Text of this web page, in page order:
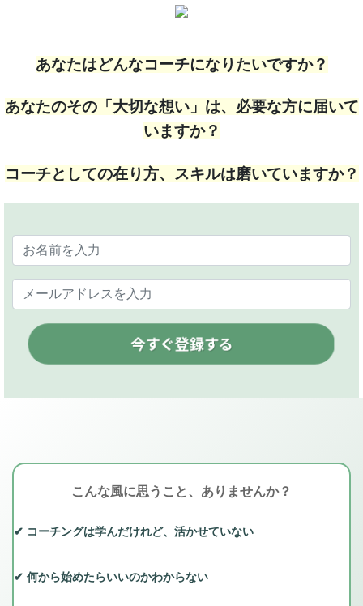
あなたはどんなコーチになりたいですか？
あなたのその「大切な想い」は、必要な方に届いて
いますか？
コーチとしての在り方、スキルは磨いていますか？
今すぐ登録する
こんな風に思うこと、ありませんか？
✔︎ コーチングは学んだけれど、活かせていない
✔︎ 何から始めたらいいのかわからない